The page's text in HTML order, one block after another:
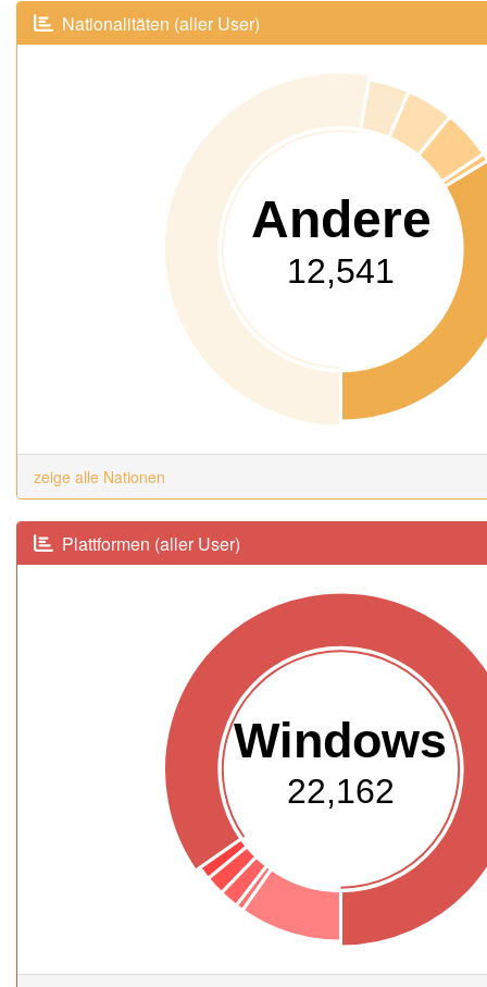
Nationalitäten (aller User)
Andere
12,541
zeige alle Nationen
Plattformen (aller User)
Windows
22,162